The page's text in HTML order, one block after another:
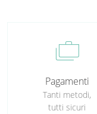
quella bellezza
cases
Pagamenti
Tanti metodi,
tutti sicuri